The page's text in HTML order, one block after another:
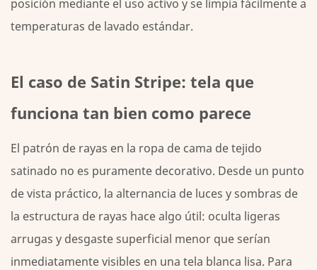
personalización
tu
de
de
satén
a
rayas
posición mediante el uso activo y se limpia fácilmente a
temperaturas de lavado estándar.
El caso de Satin Stripe: tela que
funciona tan bien como parece
El patrón de rayas en la ropa de cama de tejido
satinado no es puramente decorativo. Desde un punto
de vista práctico, la alternancia de luces y sombras de
la estructura de rayas hace algo útil: oculta ligeras
arrugas y desgaste superficial menor que serían
inmediatamente visibles en una tela blanca lisa. Para